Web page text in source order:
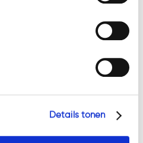
Details tonen
niet kende, kon
heeft deze
is onvoldoende
de commissaris